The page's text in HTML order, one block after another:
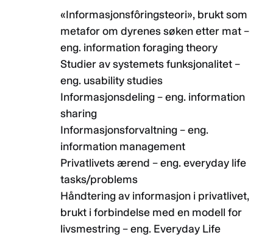
«Informasjonsfôringsteori», brukt som
metafor om dyrenes søken etter mat –
eng. information foraging theory
Studier av systemets funksjonalitet –
eng. usability studies
Informasjonsdeling – eng. information
sharing
Informasjonsforvaltning – eng.
information management
Privatlivets ærend – eng. everyday life
tasks/problems
Håndtering av informasjon i privatlivet,
brukt i forbindelse med en modell for
livsmestring – eng. Everyday Life